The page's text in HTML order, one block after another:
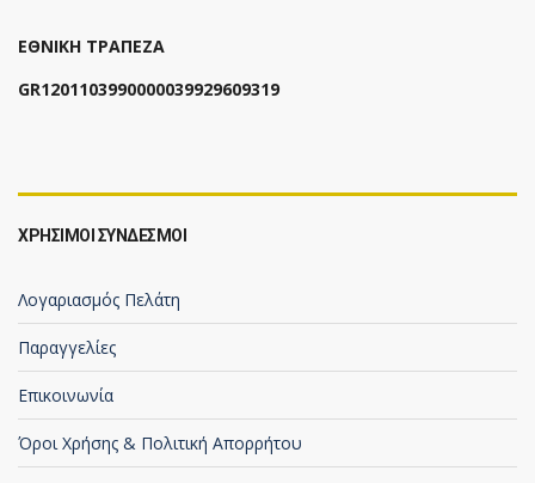
ΕΘΝΙΚΗ ΤΡΑΠΕΖΑ
GR1201103990000039929609319
ΧΡΗΣΙΜΟΙ ΣΥΝΔΕΣΜΟΙ
Λογαριασμός Πελάτη
Παραγγελίες
Επικοινωνία
Όροι Χρήσης & Πολιτική Απορρήτου